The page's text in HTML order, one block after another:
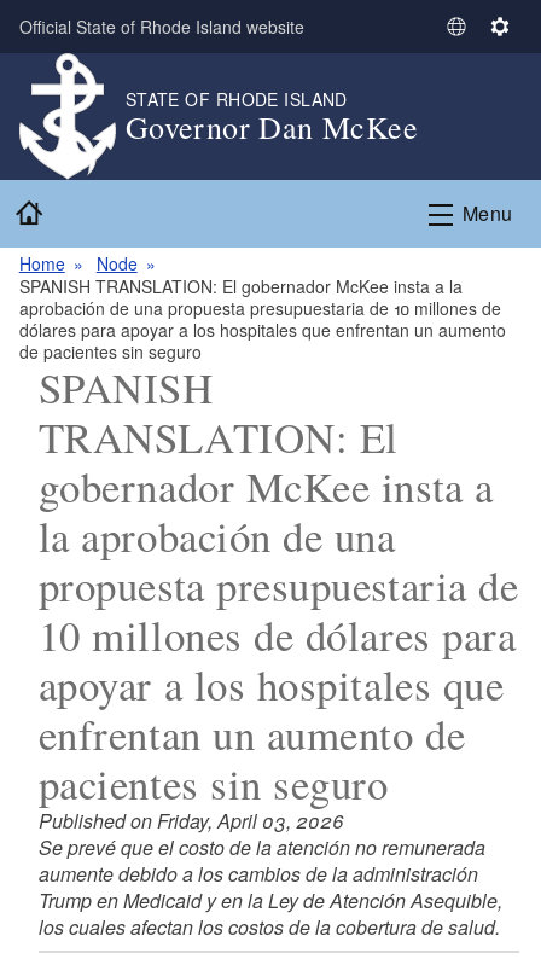
Skip to main content
Official State of Rhode Island website
S
t
L
g
u
a
S
n
g
STATE OF RHODE ISLAND
Governor Dan McKee
Menu
Home
Node
SPANISH TRANSLATION: El gobernador McKee insta a la
aprobación de una propuesta presupuestaria de 10 millones de
dólares para apoyar a los hospitales que enfrentan un aumento
de pacientes sin seguro
SPANISH
TRANSLATION: El
gobernador McKee insta a
la aprobación de una
propuesta presupuestaria de
10 millones de dólares para
apoyar a los hospitales que
enfrentan un aumento de
pacientes sin seguro
Published on Friday, April 03, 2026
Se prevé que el costo de la atención no remunerada
aumente debido a los cambios de la administración
Trump en Medicaid y en la Ley de Atención Asequible,
los cuales afectan los costos de la cobertura de salud.